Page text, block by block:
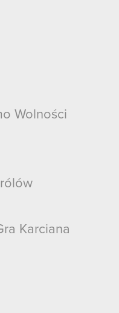
Wolności
Karciana